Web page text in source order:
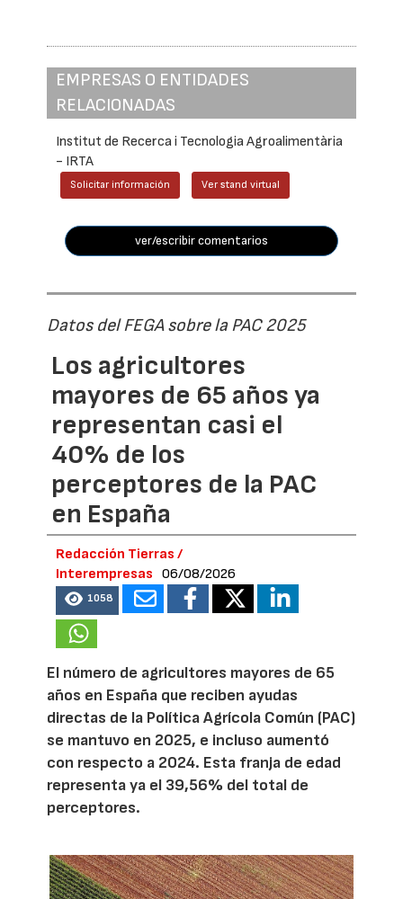
EMPRESAS O ENTIDADES
RELACIONADAS
Institut de Recerca i Tecnologia Agroalimentària
- IRTA
Solicitar información Ver stand virtual
ver/escribir comentarios
Datos del FEGA sobre la PAC 2025
Los agricultores
mayores de 65 años ya
representan casi el
40% de los
perceptores de la PAC
en España
Redacción Tierras /
Interempresas
06/08/2026
1058
El número de agricultores mayores de 65
años en España que reciben ayudas
directas de la Política Agrícola Común (PAC)
se mantuvo en 2025, e incluso aumentó
con respecto a 2024. Esta franja de edad
representa ya el 39,56% del total de
perceptores.